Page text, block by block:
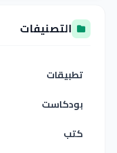
التصنيفات
تطبيقات
بودكاست
كتب